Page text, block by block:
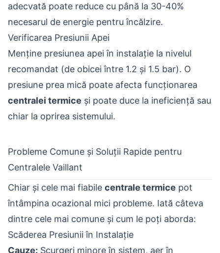
adecvată poate reduce cu până la 30-40%
necesarul de energie pentru încălzire.
Verificarea Presiunii Apei
Menține presiunea apei în instalație la nivelul
recomandat (de obicei între 1.2 și 1.5 bar). O
presiune prea mică poate afecta funcționarea
centralei termice și poate duce la ineficiență sau
chiar la oprirea sistemului.
Probleme Comune și Soluții Rapide pentru
Centralele Vaillant
Chiar și cele mai fiabile centrale termice pot
întâmpina ocazional mici probleme. Iată câteva
dintre cele mai comune și cum le poți aborda:
Scăderea Presiunii în Instalație
Cauze: Scurgeri minore în sistem, aer în